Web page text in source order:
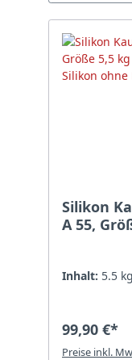
Silikon
A 55,
Inhalt: 5.5 kg
99,90 €*
Preise inkl.